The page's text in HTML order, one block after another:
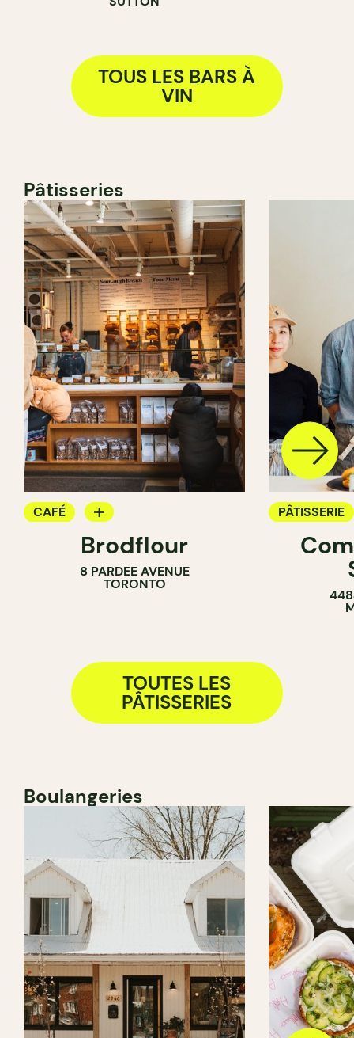
TOUS LES BARS À
VIN
Pâtisseries
CAFÉ
PÂTISSERIE
BOULANGERIE
Brodflour
8 PARDEE AVENUE
TORONTO
PÂTISSERIE
TOUTES LES
PÂTISSERIES
Boulangeries